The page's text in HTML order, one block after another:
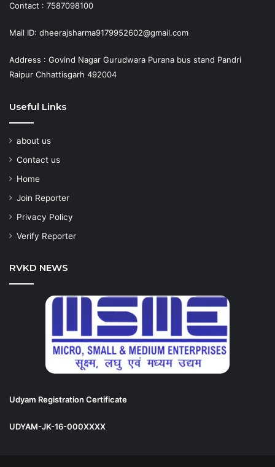
Contact : 7587098100
Mail ID: dheerajsharma9179952602@gmail.com
Address : Govind Nagar Gurudwara Purana bus stand Pandri
Raipur Chhattisgarh 492004
Useful Links
about us
Contact us
Home
Join Reporter
Privacy Policy
Verify Reporter
RVKD NEWS
Udyam Registration Certificate
UDYAM-JK-16-000XXXX